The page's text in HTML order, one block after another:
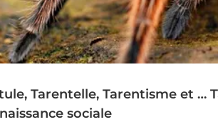
Tarentelle, Tarentisme et
sociale